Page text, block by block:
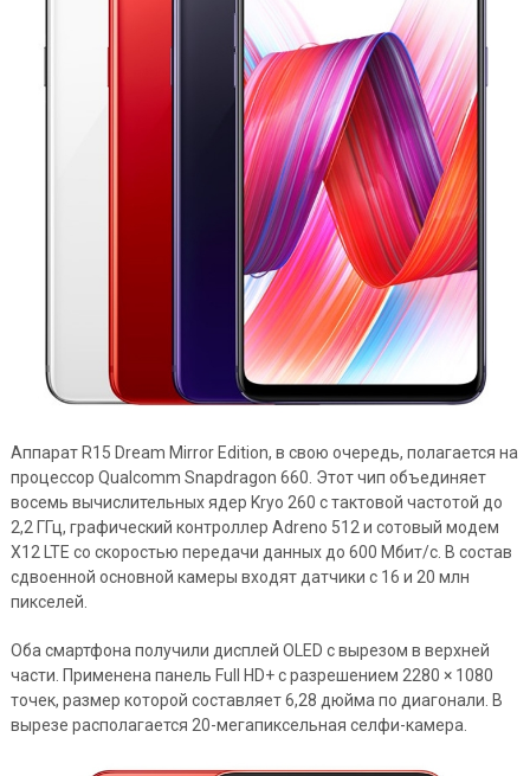
Аппарат R15 Dream Mirror Edition, в свою очередь, полагается на
процессор Qualcomm Snapdragon 660. Этот чип объединяет
восемь вычислительных ядер Kryo 260 с тактовой частотой до
2,2 ГГц, графический контроллер Adreno 512 и сотовый модем
X12 LTE со скоростью передачи данных до 600 Мбит/с. В состав
сдвоенной основной камеры входят датчики с 16 и 20 млн
пикселей.
Оба смартфона получили дисплей OLED с вырезом в верхней
части. Применена панель Full HD+ с разрешением 2280 × 1080
точек, размер которой составляет 6,28 дюйма по диагонали. В
вырезе располагается 20-мегапиксельная селфи-камера.